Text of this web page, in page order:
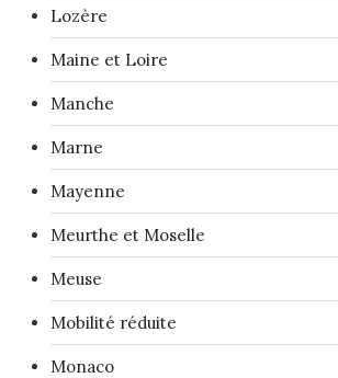
Lozère
Maine et Loire
Manche
Marne
Mayenne
Meurthe et Moselle
Meuse
Mobilité réduite
Monaco